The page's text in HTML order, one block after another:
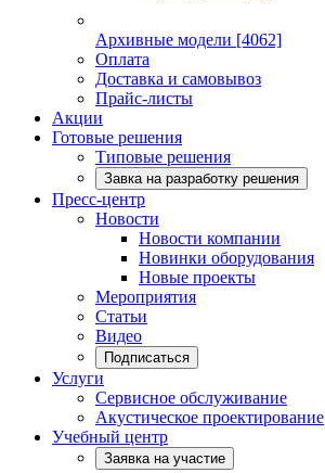
Архивные модели [4062]
Оплата
Доставка и самовывоз
Прайс-листы
Акции
Готовые решения
Типовые решения
Завка на разработку решения
Пресс-центр
Новости
Новости компании
Новинки оборудования
Новые проекты
Мероприятия
Статьи
Видео
Подписаться
Услуги
Сервисное обслуживание
Акустическое проектирование
Учебный центр
Заявка на участие